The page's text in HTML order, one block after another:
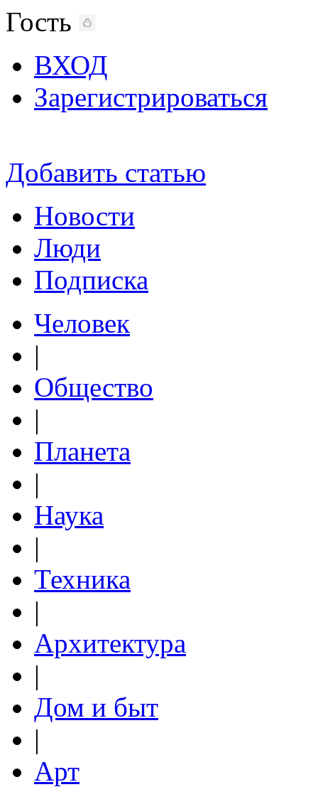
Гость
ВХОД
Зарегистрироваться
Добавить статью
Новости
Люди
Подписка
Человек
|
Общество
|
Планета
|
Наука
|
Техника
|
Архитектура
|
Дом и быт
|
Арт